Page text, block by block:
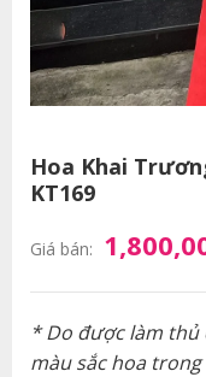
Hoa Khai
KT169
Giá bán:
* Do được làm thủ
màu sắc hoa